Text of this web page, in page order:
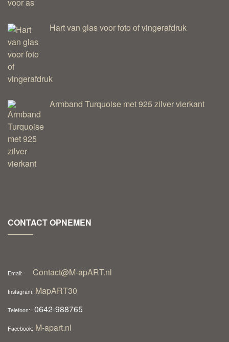
Hart van glas voor foto of vingerafdruk
Armband Turquoise met 925 zilver vierkant
CONTACT OPNEMEN
Email: Contact@M-apART.nl
Instagram: MapART30
Telefoon: 0642-988765
Facebook: M-apart.nl